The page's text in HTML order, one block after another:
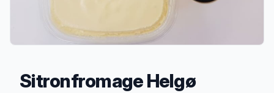
Sitronfromage Helgø